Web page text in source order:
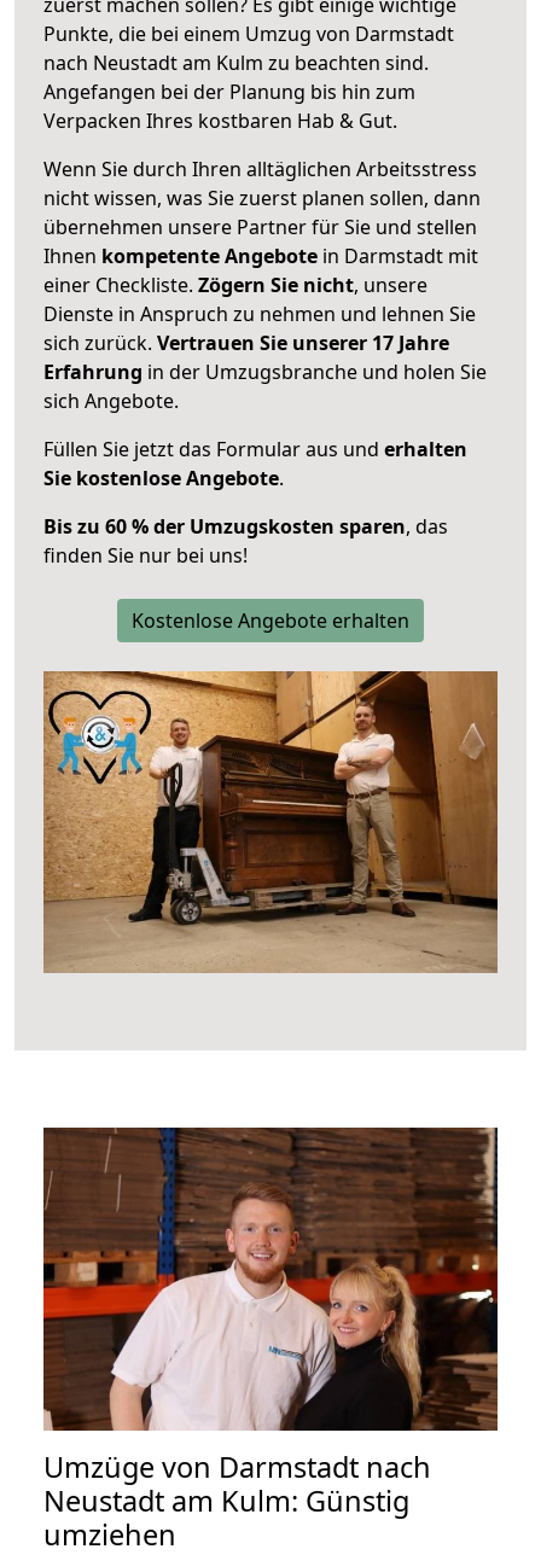
Punkte, die bei einem Umzug von Darmstadt
nach Neustadt am Kulm zu beachten sind.
Angefangen bei der Planung bis hin zum
Verpacken Ihres kostbaren Hab & Gut.
Wenn Sie durch Ihren alltäglichen Arbeitsstress
nicht wissen, was Sie zuerst planen sollen, dann
übernehmen unsere Partner für Sie und stellen
Ihnen kompetente Angebote in Darmstadt mit
einer Checkliste. Zögern Sie nicht, unsere
Dienste in Anspruch zu nehmen und lehnen Sie
sich zurück. Vertrauen Sie unserer 17 Jahre
Erfahrung in der Umzugsbranche und holen Sie
sich Angebote.
Füllen Sie jetzt das Formular aus und erhalten
Sie kostenlose Angebote.
Bis zu 60 % der Umzugskosten sparen, das
finden Sie nur bei uns!
Kostenlose Angebote erhalten
Umzüge von Darmstadt nach
Neustadt am Kulm: Günstig
umziehen